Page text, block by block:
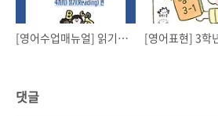
[영어수업매뉴얼] 읽기 차시
댓글